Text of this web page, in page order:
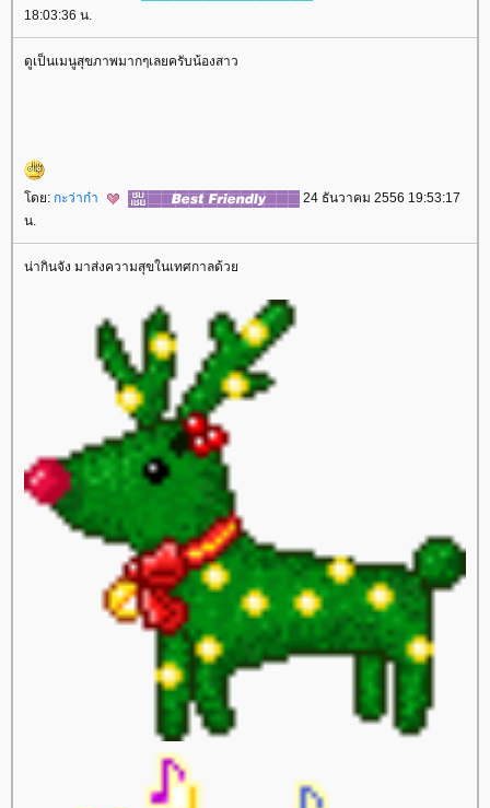
18:03:36 น.
ดูเป็นเมนูสุขภาพมากๆเลยครับน้องสาว
ดย: กะว่าก๋า
24 ธันวาคม 2556 19:53:17
น.
น่ากินจัง มาส่งความสุขในเทศกาลด้ว